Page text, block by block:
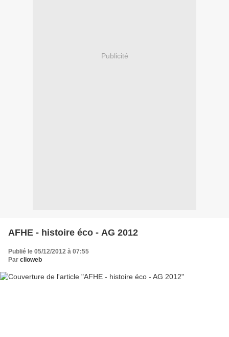
Publicité
AFHE - histoire éco - AG 2012
Publié le 05/12/2012 à 07:55
Par clioweb